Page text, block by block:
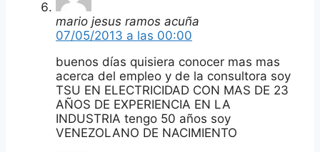
mario jesus ramos acuña
07/05/2013 a las 00:00
buenos días quisiera conocer mas mas
acerca del empleo y de la consultora soy
TSU EN ELECTRICIDAD CON MAS DE 23
AÑOS DE EXPERIENCIA EN LA
INDUSTRIA tengo 50 años soy
VENEZOLANO DE NACIMIENTO